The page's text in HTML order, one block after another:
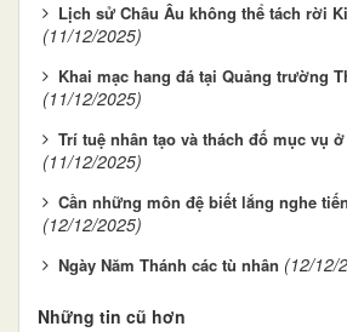
Lịch sử Châu Âu không thể tách rời
(11/12/2025)
Khai mạc hang đá tại Quảng trường
(11/12/2025)
Trí tuệ nhân tạo và thách đố mục vụ
(11/12/2025)
Cần những môn đệ biết lắng nghe
(12/12/2025)
Ngày Năm Thánh các tù nhân (12/12/
Những tin cũ hơn